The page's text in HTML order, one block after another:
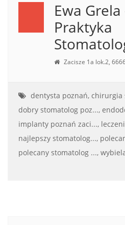
Ewa
Praktyka
Zacisze 1a lok.2,
dentysta poznań, chirurgia
dobry stomatolog poz...,
implanty poznań zaci...,
najlepszy stomatolog...,
polecany stomatolog ...,